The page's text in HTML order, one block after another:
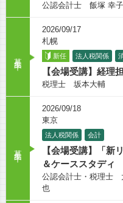
公認会計士 飯塚 幸子
2026/09/17
札幌
新任 法人税関係
【会場受講】経理
税理士 坂本大輔
2026/09/18
東京
法人税関係 会計
【会場受講】「新
＆ケーススタディ
公認会計士・税理士
也